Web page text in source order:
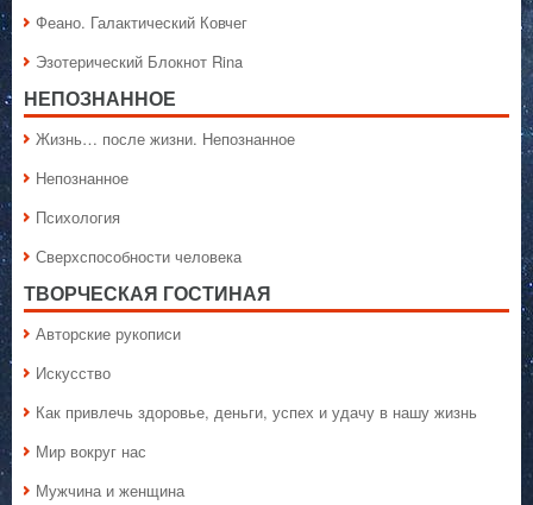
Феано. Галактический Ковчег
Эзотерический Блокнот Rina
НЕПОЗНАННОЕ
Жизнь… после жизни. Непознанное
Непознанное
Психология
Сверхспособности человека
ТВОРЧЕСКАЯ ГОСТИНАЯ
Авторские рукописи
Искусство
Как привлечь здоровье, деньги, успех и удачу в нашу жизнь
Мир вокруг нас
Мужчина и женщина